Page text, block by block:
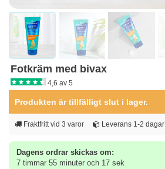
Fotkräm med bivax
4,6 av 5
Produkten är tillfälligt slut i lager.
Fraktfritt vid 3 varor Leverans 1-2 dagar
Dagens ordrar skickas om:
7 timmar 55 minuter och 17 sek